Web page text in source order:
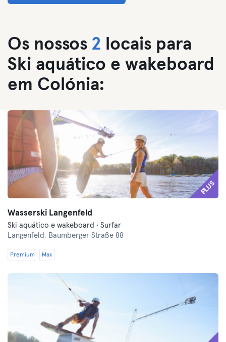
Os nossos 2 locais para
Ski aquático e wakeboard
em Colónia:
PLUS
Wasserski Langenfeld
Ski aquático e wakeboard · Surfar
Langenfeld, Baumberger Straße 88
Premium Max